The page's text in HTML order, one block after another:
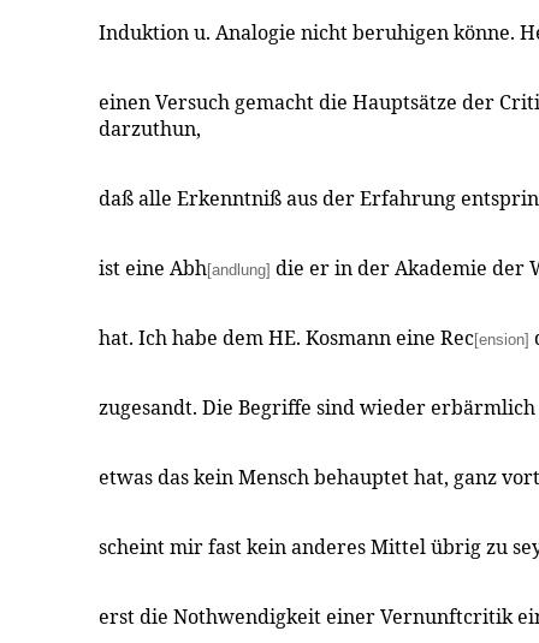
Induktion u. Analogie nicht beruhigen könne.
einen Versuch gemacht die Hauptsätze der
darzuthun,
daß alle Erkenntniß aus der Erfahrung
ist eine Abh[andlung] die er in der Akademie der
hat. Ich habe dem HE. Kosmann eine Rec[ension]
zugesandt. Die Begriffe sind wieder
etwas das kein Mensch behauptet hat, ganz
scheint mir fast kein anderes Mittel übrig zu
erst die Nothwendigkeit einer Vernunftcritik